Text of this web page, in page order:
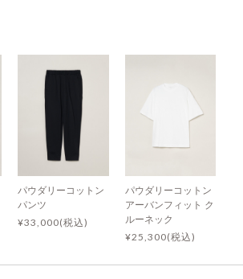
パウダリーコットン
パンツ
¥33,000(税込)
パウダリーコットン
アーバンフィット ク
ルーネック
¥25,300(税込)